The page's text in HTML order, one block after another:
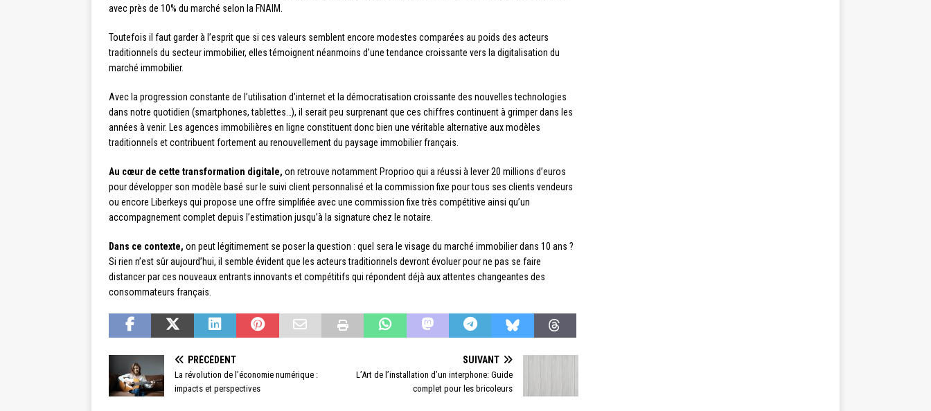
avec près de 10% du marché selon la FNAIM.
Toutefois il faut garder à l’esprit que si ces valeurs semblent encore modestes comparées au poids des acteurs
traditionnels du secteur immobilier, elles témoignent néanmoins d’une tendance croissante vers la digitalisation du
marché immobilier.
Avec la progression constante de l’utilisation d’internet et la démocratisation croissante des nouvelles technologies
dans notre quotidien (smartphones, tablettes…), il serait peu surprenant que ces chiffres continuent à grimper dans les
années à venir. Les agences immobilières en ligne constituent donc bien une véritable alternative aux modèles
traditionnels et contribuent fortement au renouvellement du paysage immobilier français.
Au cœur de cette transformation digitale, on retrouve notamment Proprioo qui a réussi à lever 20 millions d’euros
pour développer son modèle basé sur le suivi client personnalisé et la commission fixe pour tous ses clients vendeurs
ou encore Liberkeys qui propose une offre simplifiée avec une commission fixe très compétitive ainsi qu’un
accompagnement complet depuis l’estimation jusqu’à la signature chez le notaire.
Dans ce contexte, on peut légitimement se poser la question : quel sera le visage du marché immobilier dans 10 ans ?
Si rien n’est sûr aujourd’hui, il semble évident que les acteurs traditionnels devront évoluer pour ne pas se faire
distancer par ces nouveaux entrants innovants et compétitifs qui répondent déjà aux attentes changeantes des
consommateurs français.
PRÉCÉDENT
La révolution de l’économie numérique :
impacts et perspectives
SUIVANT
L’Art de l’installation d’un interphone: Guide
complet pour les bricoleurs